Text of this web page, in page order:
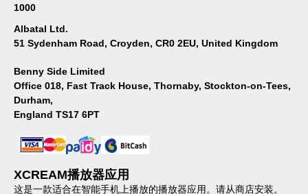
1000
Albatal Ltd.
51 Sydenham Road, Croyden, CR0 2EU, United Kingdom
Benny Side Limited
Office 018, Fast Track House, Thornaby, Stockton-on-Tees,
Durham,
England TS17 6PT
XCREAM播放器应用
这是一款适合在智能手机上播放的播放器应用。请从商店安装。